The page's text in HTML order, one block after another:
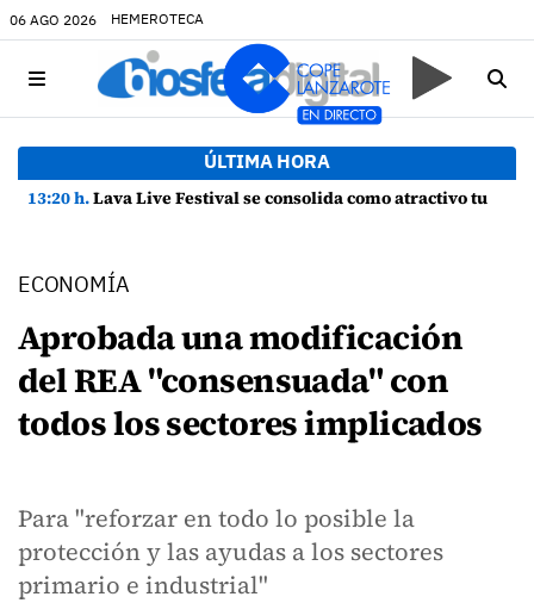
06 AGO 2026 HEMEROTECA
ÚLTIMA HORA
13:20 h.Lava Live Festival se consolida como atractivo turístico y agente dinamizador de la economía de Lanzarote
ECONOMÍA
Aprobada una modificación
del REA "consensuada" con
todos los sectores implicados
Para "reforzar en todo lo posible la
protección y las ayudas a los sectores
primario e industrial"